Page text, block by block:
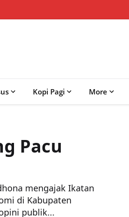
Kopi Pagi More
Pacu
mengajak Ikatan
di Kabupaten
publik...